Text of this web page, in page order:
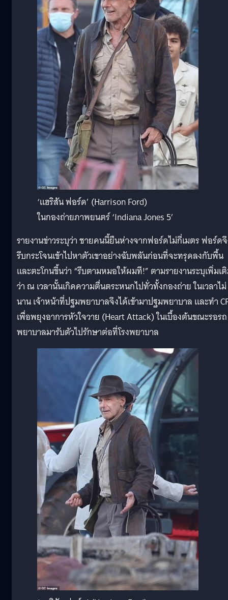
‘แฮริสัน ฟอร์ด’ (Harrison Ford)
ในกองถ่ายภาพยนตร์ ‘Indiana Jones 5’
รายงานข่าวระบุว่า ชายคนนี้ยืนห่างจากฟอร์ดไม่กี่เมตร ฟอร์ด
รีบกระโจนเข้าไปหาตัวเขาอย่างฉับพลันก่อนที่จะทรุดลงกับพื้น
และตะโกนขึ้นว่า “รีบตามหมอให้ผมที!” ตามรายงานระบุเพิ่มเ
ว่า ณ เวลานั้นเกิดความตื่นตระหนกไปทั่วทั้งกองถ่าย ในเวลาไม่
นาน เจ้าหน้าที่ปฐมพยาบาลจึงได้เข้ามาปฐมพยาบาล และทำ
เพื่อพยุงอาการหัวใจวาย (Heart Attack) ในเบื้องต้นขณะรอรถ
พยาบาลมารับตัวไปรักษาต่อที่โรงพยาบาล